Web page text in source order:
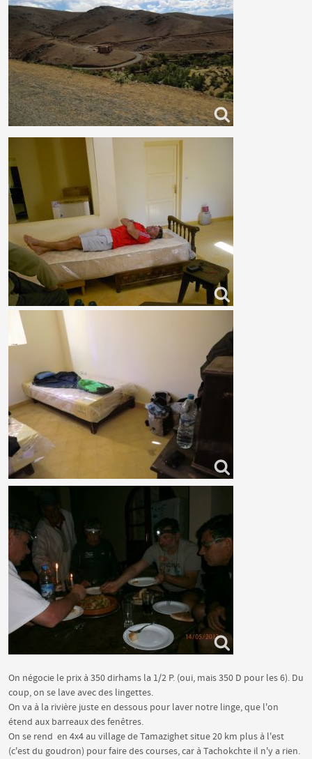
On négocie le prix à 350 dirhams la 1/2 P. (oui, mais 350 D pour les 6). Du
coup, on se lave avec des lingettes.
On va à la rivière juste en dessous pour laver notre linge, que l'on
étend aux barreaux des fenêtres.
On se rend en 4x4 au village de Tamazighet situe 20 km plus à l'est
(c'est du goudron) pour faire des courses, car à Tachokchte il n'y a rien.